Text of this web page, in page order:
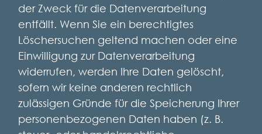
der Zweck für die Datenverarbeitung
entfällt. Wenn Sie ein berechtigtes
Löschersuchen geltend machen oder eine
Einwilligung zur Datenverarbeitung
widerrufen, werden Ihre Daten gelöscht,
sofern wir keine anderen rechtlich
zulässigen Gründe für die Speicherung Ihrer
personenbezogenen Daten haben (z. B.